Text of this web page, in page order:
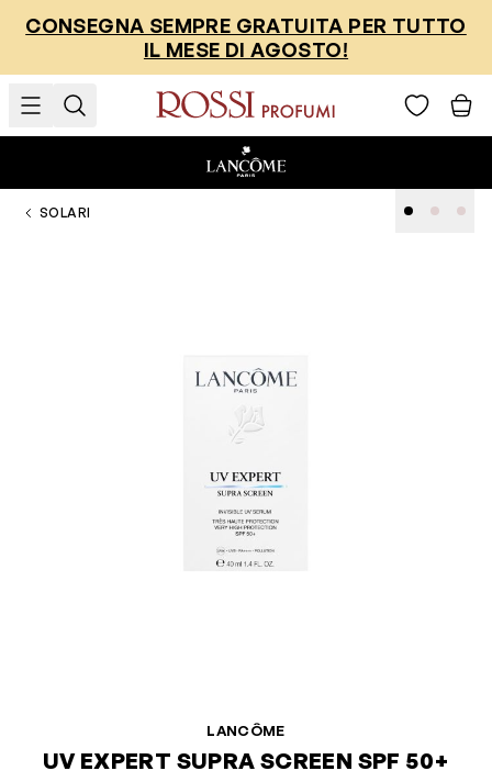
CONSEGNA SEMPRE GRATUITA PER TUTTO
IL MESE DI AGOSTO!
SOLARI
LANCÔME
UV EXPERT SUPRA SCREEN SPF 50+